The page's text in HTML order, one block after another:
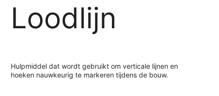
Loodlijn
Hulpmiddel dat wordt gebruikt om verticale lijnen en
hoeken nauwkeurig te markeren tijdens de bouw.